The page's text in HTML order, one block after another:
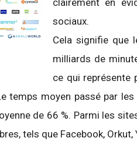
clairement en
sociaux.
Cela signifie que
milliards de
ce qui représente
temps moyen passé par
de 66 %. Parmi les
tels que Facebook,